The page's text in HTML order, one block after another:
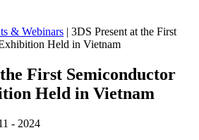
& Webinars | 3DS Present at the First
Held in Vietnam
First Semiconductor
Held in Vietnam
- 2024